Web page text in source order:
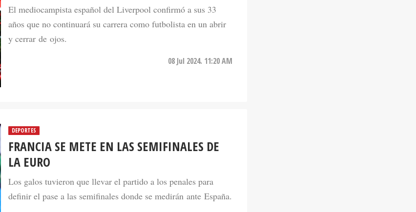
El mediocampista español del Liverpool confirmó a sus 33
años que no continuará su carrera como futbolista en un abrir
y cerrar de ojos.
08 Jul 2024. 11:20 AM
DEPORTES
FRANCIA SE METE EN LAS SEMIFINALES DE
LA EURO
Los galos tuvieron que llevar el partido a los penales para
definir el pase a las semifinales donde se medirán ante España.